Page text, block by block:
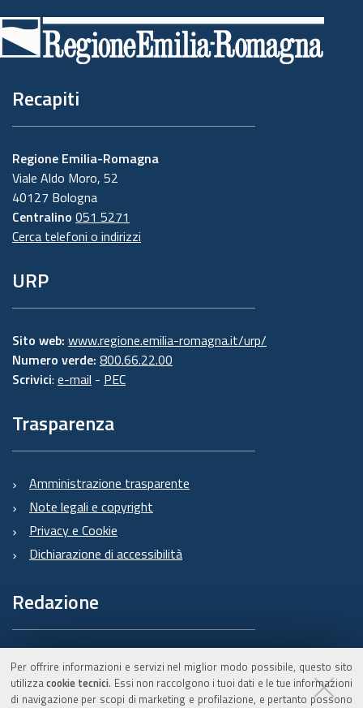
Per offrire informazioni e servizi nel miglior modo possibile, questo sito
utilizzacookie tecnici. Essi non raccolgono i tuoi dati e le tue informazioni
di navigazione per scopi di marketing e profilazione, e pertanto possono
di
pagina
Recapiti
Regione Emilia-Romagna
Viale Aldo Moro, 52
40127 Bologna
Centralino 051 5271
Cerca telefoni o indirizzi
URP
Sito web: www.regione.emilia-romagna.it/urp/
Numero verde: 800.66.22.00
Scrivici: e-mail - PEC
Trasparenza
Amministrazione trasparente
Note legali e copyright
Privacy e Cookie
Dichiarazione di accessibilità
Redazione
Informazioni sul Burert
e contatti